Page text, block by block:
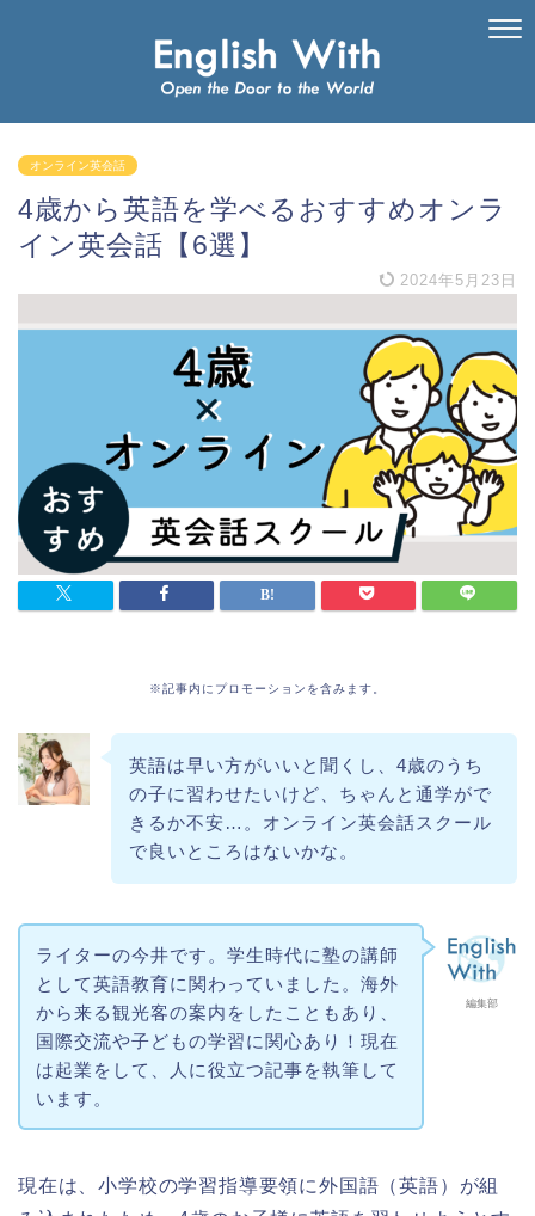
オンライン英会話
4歳から英語を学べるおすすめオンラ
イン英会話【6選】
2024年5月23日
※記事内にプロモーションを含みます。
英語は早い方がいいと聞くし、4歳のうち
の子に習わせたいけど、ちゃんと通学がで
きるか不安…。オンライン英会話スクール
で良いところはないかな。
編集部
ライターの今井です。学生時代に塾の講師
として英語教育に関わっていました。海外
から来る観光客の案内をしたこともあり、
国際交流や子どもの学習に関心あり！現在
は起業をして、人に役立つ記事を執筆して
います。
現在は、小学校の学習指導要領に外国語（英語）が組